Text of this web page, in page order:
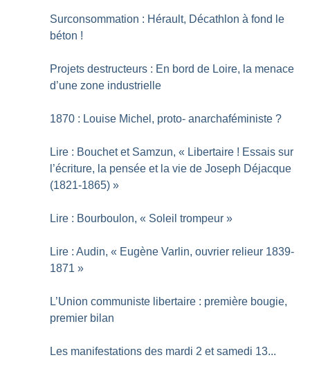
Surconsommation : Hérault, Décathlon à fond le
béton !
Projets destructeurs : En bord de Loire, la menace
d’une zone industrielle
1870 : Louise Michel, proto- anarchaféministe ?
Lire : Bouchet et Samzun, « Libertaire ! Essais sur
l’écriture, la pensée et la vie de Joseph Déjacque
(1821-1865) »
Lire : Bourboulon, « Soleil trompeur »
Lire : Audin, « Eugène Varlin, ouvrier relieur 1839-
1871 »
L’Union communiste libertaire : première bougie,
premier bilan
Les manifestations des mardi 2 et samedi 13...